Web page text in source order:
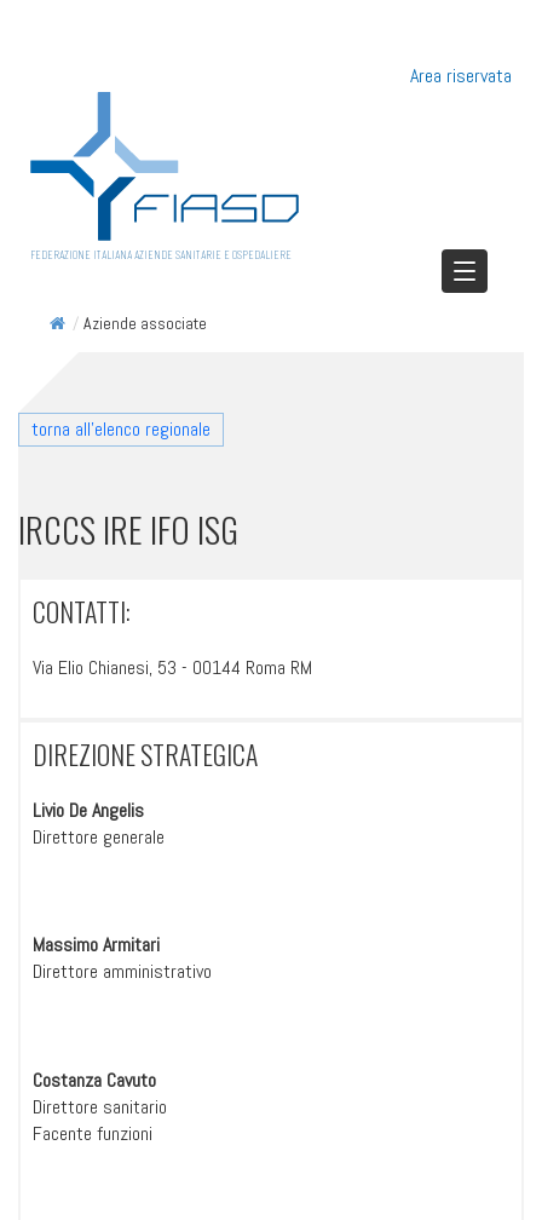
Area riservata
FEDERAZIONE ITALIANA AZIENDE SANITARIE E OSPEDALIERE
/ Aziende associate
torna all'elenco regionale
IRCCS IRE IFO ISG
CONTATTI:
Via Elio Chianesi, 53 - 00144 Roma RM
DIREZIONE STRATEGICA
Livio De Angelis
Direttore generale
Massimo Armitari
Direttore amministrativo
Costanza Cavuto
Direttore sanitario
Facente funzioni